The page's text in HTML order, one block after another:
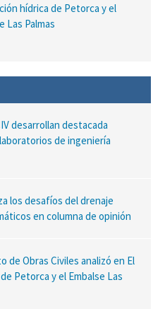
hídrica de Petorca y el
Las Palmas
desarrollan destacada
de ingeniería
los desafíos del drenaje
en columna de opinión
de Obras Civiles analizó en El
Petorca y el Embalse Las